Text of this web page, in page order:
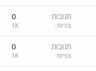
תגובות 0
צפיות 1K
תגובות 0
צפיות 1K